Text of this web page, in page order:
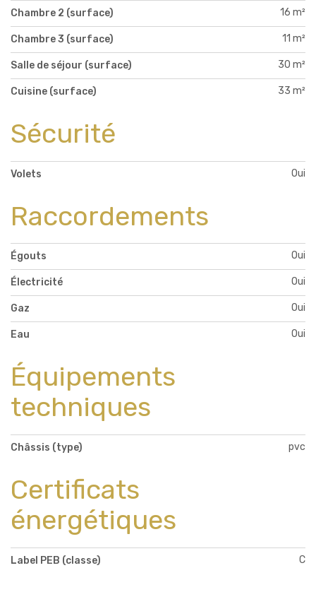
Chambre 2 (surface) 16 m²
Chambre 3 (surface) 11 m²
Salle de séjour (surface) 30 m²
Cuisine (surface) 33 m²
Sécurité
Volets Oui
Raccordements
Égouts Oui
Électricité Oui
Gaz Oui
Eau Oui
Équipements
techniques
Châssis (type) pvc
Certificats
énergétiques
Label PEB (classe) C